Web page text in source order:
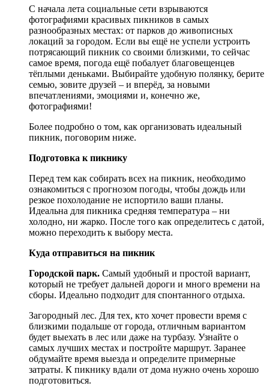
С начала лета социальные сети взрываются
фотографиями красивых пикников в самых
разнообразных местах: от парков до живописных
локаций за городом. Если вы ещё не успели устроить
потрясающий пикник со своими близкими, то сейчас
самое время, погода ещё побалует благовещенцев
тёплыми деньками. Выбирайте удобную полянку, берите
семью, зовите друзей – и вперёд, за новыми
впечатлениями, эмоциями и, конечно же,
фотографиями!
Более подробно о том, как организовать идеальный
пикник, поговорим ниже.
Подготовка к пикнику
Перед тем как собирать всех на пикник, необходимо
ознакомиться с прогнозом погоды, чтобы дождь или
резкое похолодание не испортило ваши планы.
Идеальна для пикника средняя температура – ни
холодно, ни жарко. После того как определитесь с датой,
можно переходить к выбору места.
Куда отправиться на пикник
Городской парк. Самый удобный и простой вариант,
который не требует дальней дороги и много времени на
сборы. Идеально подходит для спонтанного отдыха.
Загородный лес. Для тех, кто хочет провести время с
близкими подальше от города, отличным вариантом
будет выехать в лес или даже на турбазу. Узнайте о
самых лучших местах и постройте маршрут. Заранее
обдумайте время выезда и определите примерные
затраты. К пикнику вдали от дома нужно очень хорошо
подготовиться.